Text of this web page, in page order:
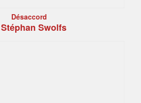
Désaccord
Stéphan Swolfs